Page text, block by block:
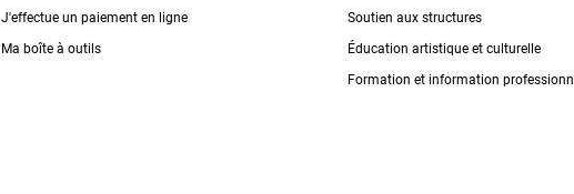
J'effectue un paiement en ligne
Ma boîte à outils
Soutien aux structures
Éducation artistique et culturelle
Formation et information